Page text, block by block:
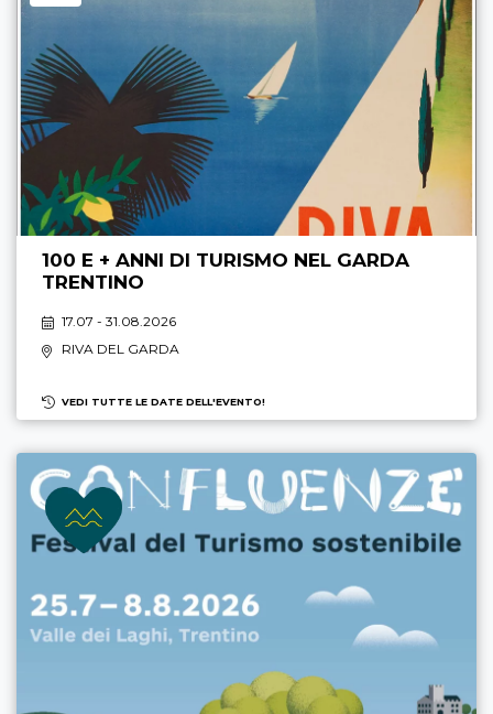
100 E + ANNI DI TURISMO NEL GARDA
TRENTINO
17.07 - 31.08.2026
RIVA DEL GARDA
VEDI TUTTE LE DATE DELL'EVENTO!